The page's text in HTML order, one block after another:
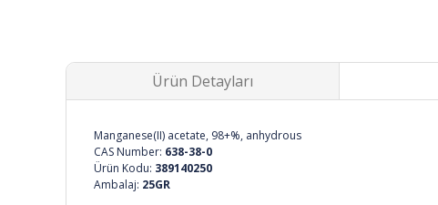
Ürün Detayları
Manganese(II) acetate, 98+%, anhydrous
CAS Number: 638-38-0
Ürün Kodu: 389140250
Ambalaj: 25GR